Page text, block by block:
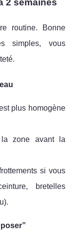
2 semaines
routine. Bonne
simples, vous
plus homogène
la zone avant la
si vous
bretelles